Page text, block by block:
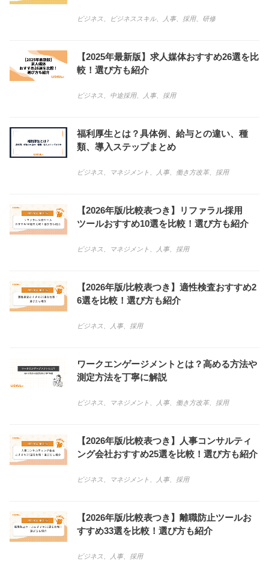
ビジネス ビジネススキル、 人事、 採用、 研修
【2025年最新版】求人媒体おすすめ26選を比
較！選び方も紹介
ビジネス 中途採用、 人事、 採用
福利厚生とは？具体例、給与との違い、種
類、導入ステップまとめ
ビジネス マネジメント 人事、 働き方改革、 採用
【2026年版/比較表つき】リファラル採用
ツールおすすめ10選を比較！選び方も紹介
ビジネス マネジメント 人事、 採用
【2026年版/比較表つき】適性検査おすすめ2
6選を比較！選び方も紹介
ビジネス 人事、 採用
ワークエンゲージメントとは？高める方法や
測定方法を丁寧に解説
ビジネス マネジメント 人事、 働き方改革、 採用
【2026年版/比較表つき】人事コンサルティ
ング会社おすすめ25選を比較！選び方も紹介
ビジネス マネジメント 人事、 採用
【2026年版/比較表つき】離職防止ツールお
すすめ33選を比較！選び方も紹介
ビジネス 人事、 採用